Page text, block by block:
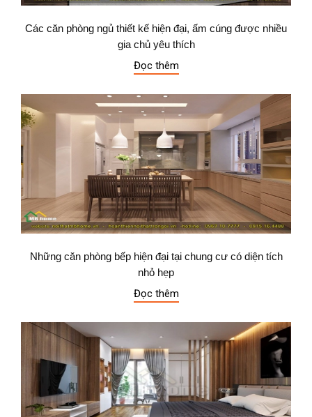
Các căn phòng ngủ thiết kế hiện đại, ấm cúng được nhiều
gia chủ yêu thích
Đọc thêm
Những căn phòng bếp hiện đại tại chung cư có diện tích
nhỏ hẹp
Đọc thêm